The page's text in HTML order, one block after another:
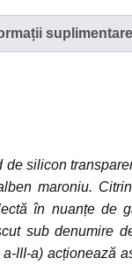
suplimentare
de silicon
maroniu.
în nuanțe de
sub denumire
III-a) acționează